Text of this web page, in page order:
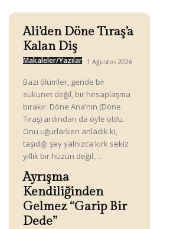
Ali’den Döne Tıraş’a
Kalan Diş
Makaleler/Yazılar 1 Ağustos 2026
Bazı ölümler, geride bir
sükunet değil, bir hesaplaşma
bırakır. Döne Ana’nın (Döne
Tıraş) ardından da öyle oldu.
Onu uğurlarken anladık ki,
taşıdığı şey yalnızca kırk sekiz
yıllık bir hüzün değil,…
Ayrışma
Kendiliğinden
Gelmez “Garip Bir
Dede”